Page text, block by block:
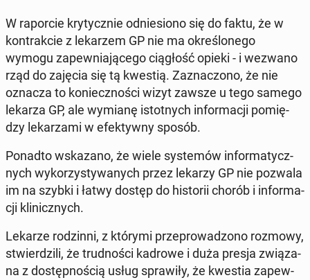
W ra­por­cie kry­tycz­nie od­nie­sio­no się do faktu, że w
kontr­ak­cie z le­ka­rzem GP nie ma okre­ślo­ne­go
wymogu za­pew­nia­ją­ce­go cią­głość opieki - i wezwano
rząd do zajęcia się tą kwestią. Za­zna­czo­no, że nie
oznacza to ko­niecz­no­ści wizyt zawsze u tego samego
lekarza GP, ale wymianę istot­nych in­for­ma­cji po­mię­
dzy le­ka­rza­mi w efek­tyw­ny sposób.
Ponadto wska­za­no, że wiele sys­te­mów in­for­ma­tycz­
nych wy­ko­rzy­sty­wa­nych przez lekarzy GP nie pozwala
im na szybki i łatwy dostęp do hi­sto­rii chorób i in­for­ma­
cji kli­nicz­nych.
Lekarze ro­dzin­ni, z którymi prze­pro­wa­dzo­no rozmowy,
stwier­dzi­li, że trud­no­ści kadrowe i duża presja zwią­za­
na z do­stęp­no­ścią usług spra­wi­ły, że kwestia za­pew­